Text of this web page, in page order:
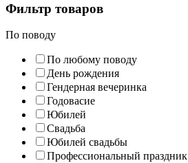
Фильтр товаров
По поводу
По любому поводу
День рождения
Гендерная вечеринка
Годовасие
Юбилей
Свадьба
Юбилей свадьбы
Профессиональный праздник